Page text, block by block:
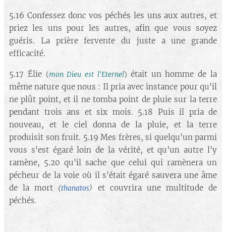
5.16 Confessez donc vos péchés les uns aux autres, et
priez les uns pour les autres, afin que vous soyez
guéris. La prière fervente du juste a une grande
efficacité.
5.17 Élie (mon Dieu est l'Eternel) était un homme de la
même nature que nous : Il pria avec instance pour qu'il
ne plût point, et il ne tomba point de pluie sur la terre
pendant trois ans et six mois. 5.18 Puis il pria de
nouveau, et le ciel donna de la pluie, et la terre
produisit son fruit. 5.19 Mes frères, si quelqu'un parmi
vous s'est égaré loin de la vérité, et qu'un autre l'y
ramène, 5.20 qu'il sache que celui qui ramènera un
pécheur de la voie où il s'était égaré sauvera une âme
de la mort (thanatos)
et couvrira une multitude de
péchés.